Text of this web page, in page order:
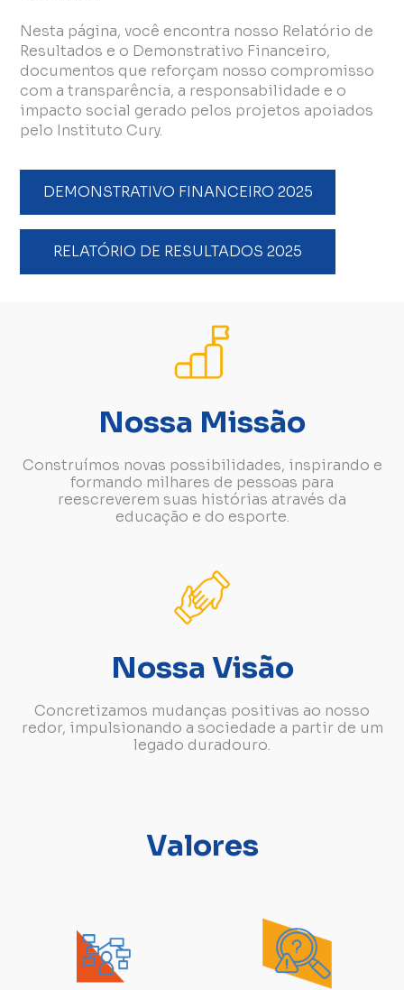
Nesta página, você encontra nosso Relatório de
Resultados e o Demonstrativo Financeiro,
documentos que reforçam nosso compromisso
com a transparência, a responsabilidade e o
impacto social gerado pelos projetos apoiados
pelo Instituto Cury.
DEMONSTRATIVO FINANCEIRO 2025
RELATÓRIO DE RESULTADOS 2025
Nossa Missão
Construímos novas possibilidades, inspirando e
formando milhares de pessoas para
reescreverem suas histórias através da
educação e do esporte.
Nossa Visão
Concretizamos mudanças positivas ao nosso
redor, impulsionando a sociedade a partir de um
legado duradouro.
Valores